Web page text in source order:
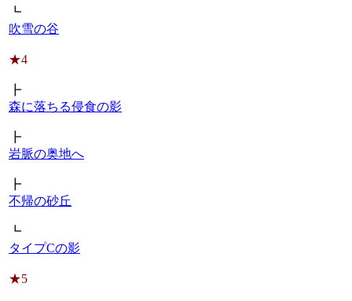
┗
吹雪の谷
★4
┣
森に落ちる侵食の影
┣
岩脈の奥地へ
┣
不帰の砂丘
┗
タイプCの影
★5